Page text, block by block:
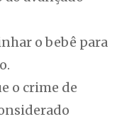
o bebê para
o crime de